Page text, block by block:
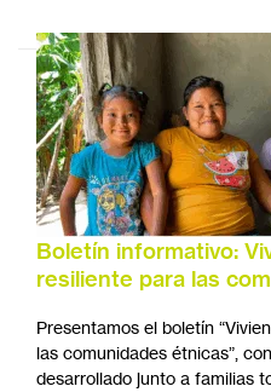
Boletín informativo:
resiliente para las
Presentamos el boletín
las comunidades étnicas”,
desarrollado junto a familias